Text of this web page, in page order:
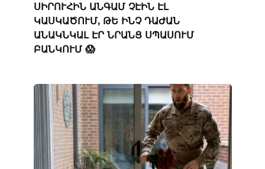
ՍԻՐՈՒՀԻՆ ԱՆԳԱՄ ՉԷԻՆ ԷԼ
ԿԱՍԿԱԾՈՒՄ, ԹԵ ԻՆՉ ԴԱԺԱՆ
ԱՆԱԿՆԿԱԼ ԷՐ ՆՐԱՆՑ ՍՊԱՍՈՒՄ
ԲԱՆԿՈՒՄ 😱